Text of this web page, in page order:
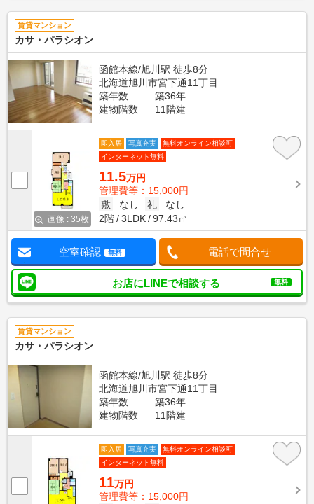
賃貸マンション
カサ・パラシオン
函館本線/旭川駅 徒歩8分
北海道旭川市宮下通11丁目
築年数
築36年
建物階数
11階建
画像 : 35枚
即入居 写真充実
無料オンライン相談可
インターネット無料
11.5万円
管理費等：15,000円
敷
なし 礼
なし
2階
3LDK 97.43㎡
空室確認 無料 電話で問合せ
お店にLINEで相談する 無料
賃貸マンション
カサ・パラシオン
函館本線/旭川駅 徒歩8分
北海道旭川市宮下通11丁目
築年数
築36年
建物階数
11階建
即入居 写真充実
無料オンライン相談可
インターネット無料
11万円
管理費等：15,000円